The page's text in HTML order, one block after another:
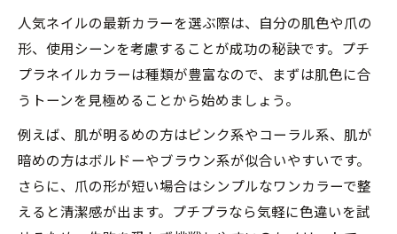
人気ネイルの最新カラーを選ぶ際は、自分の肌色や爪の
形、使用シーンを考慮することが成功の秘訣です。プチ
プラネイルカラーは種類が豊富なので、まずは肌色に合
うトーンを見極めることから始めましょう。
例えば、肌が明るめの方はピンク系やコーラル系、肌が
暗めの方はボルドーやブラウン系が似合いやすいです。
さらに、爪の形が短い場合はシンプルなワンカラーで整
えると清潔感が出ます。プチプラなら気軽に色違いを試